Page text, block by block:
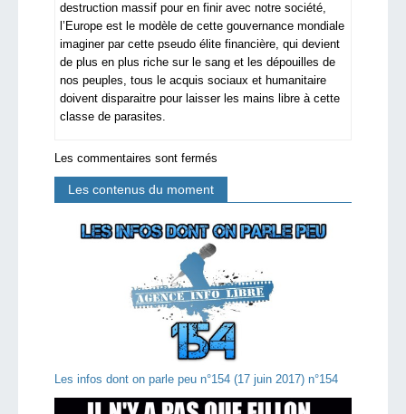
destruction massif pour en finir avec notre société,
l’Europe est le modèle de cette gouvernance mondiale
imaginer par cette pseudo élite financière, qui devient
de plus en plus riche sur le sang et les dépouilles de
nos peuples, tous le acquis sociaux et humanitaire
doivent disparaitre pour laisser les mains libre à cette
classe de parasites.
Les commentaires sont fermés
Les contenus du moment
Les infos dont on parle peu n°154 (17 juin 2017) n°154